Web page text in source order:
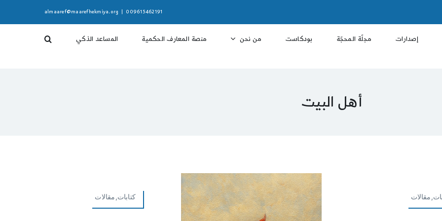
009615462191
almaaref@maarefhekmiya.org
إصدارات مجلّة المحجّة بودكاست من نحن منصة المعارف الحكمية المساعد الذكي
أهل البيت
كتابات,مقالات